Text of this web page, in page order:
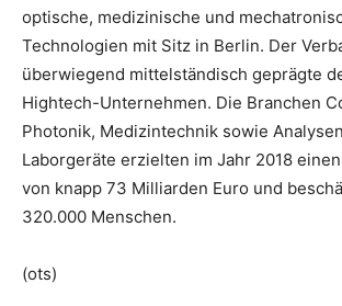
optische, medizinische und
Technologien mit Sitz in Berlin. Der
überwiegend mittelständisch geprägte
Hightech-Unternehmen. Die Branchen
Photonik, Medizintechnik sowie
Laborgeräte erzielten im Jahr 2018
von knapp 73 Milliarden Euro und
320.000 Menschen.
(ots)